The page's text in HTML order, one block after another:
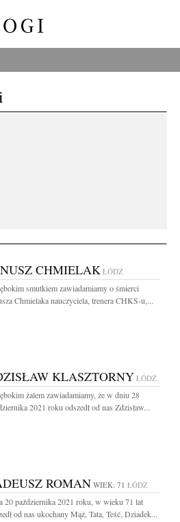
CHMIELAKŁÓDŹ
smutkiem zawiadamiamy o śmierci
Chmielaka nauczyciela, trenera CHKS-u,...
KLASZTORNYŁÓDŹ
żalem zawiadamiamy, że w dniu 28
2021 roku odszedł od nas Zdzisław...
ROMAN WIEK: 71 ŁÓDŹ
20 października 2021 roku, w wieku 71 lat
od nas ukochany Mąż, Tata, Teść, Dziadek...